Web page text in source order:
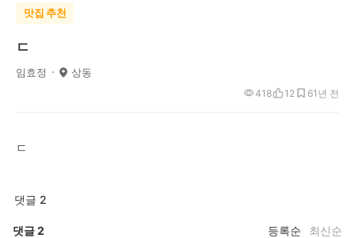
맛집 추천
ㄷ
임효정 상동
1년 전
418 12 6
ㄷ
댓글 2
댓글2 등록순 최신순